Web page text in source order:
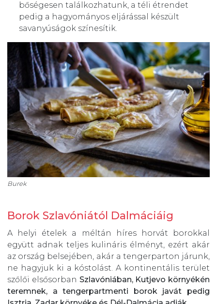
bőségesen találkozhatunk, a téli étrendet
pedig a hagyományos eljárással készült
savanyúságok színesítik.
Burek
Borok Szlavóniától Dalmáciáig
A helyi ételek a méltán híres horvát borokkal
együtt adnak teljes kulináris élményt, ezért akár
az ország belsejében, akár a tengerparton járunk,
ne hagyjuk ki a kóstolást. A kontinentális terület
szőlői elsősorban Szlavóniában, Kutjevo környékén
teremnek, a tengerpartmenti borok javát pedig